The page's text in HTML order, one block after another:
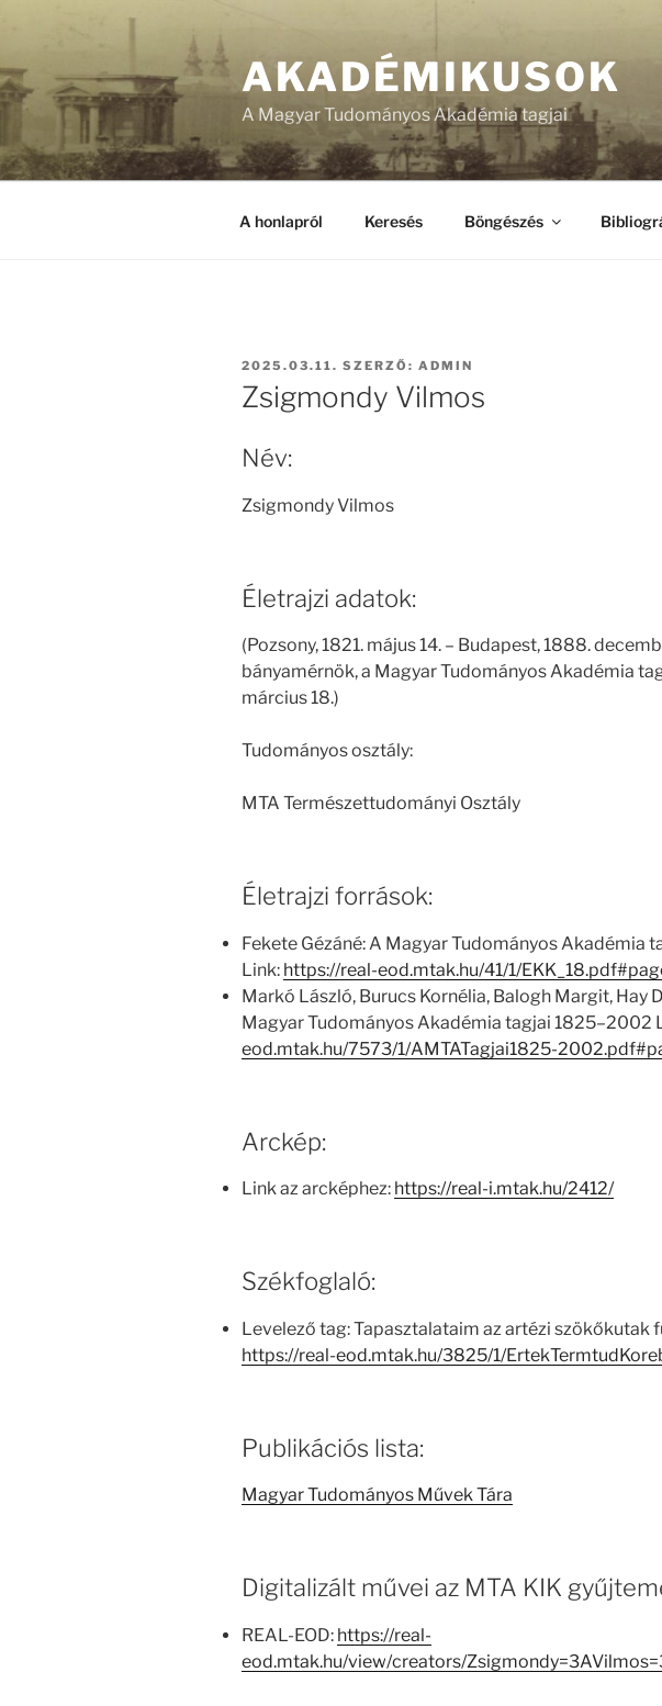
AKADÉMIKUSOK
A Magyar Tudományos Akadémia tagjai
A honlapról Keresés Böngészés
BEKÜLDVE:
2025.03.11. SZERZŐ: ADMIN
Zsigmondy Vilmos
Név:
Zsigmondy Vilmos
Életrajzi adatok:
(Pozsony, 1821. május 14. – Budapest, 1888.
bányamérnök, a Magyar Tudományos Akadémia
március 18.)
Tudományos osztály:
MTA Természettudományi Osztály
Életrajzi források:
Fekete Gézáné: A Magyar Tudományos Akadémia
Link: https://real-eod.mtak.hu/41/1/
Markó László, Burucs Kornélia, Balogh Margit, Hay
Magyar Tudományos Akadémia tagjai 1825–2002
eod.mtak.hu/7573/1/AMTATagjai1825-
Arckép:
Link az arcképhez: https://real-i.mtak.hu/2412/
Székfoglaló:
Levelező tag: Tapasztalataim az artézi szökőkutak
https://real-eod.mtak.hu/3825/1/
Publikációs lista:
Magyar Tudományos Művek Tára
Digitalizált művei az MTA KIK
REAL-EOD: https://real-
eod.mtak.hu/view/creators/